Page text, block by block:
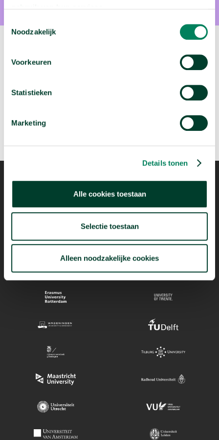
Noodzakelijk
Voorkeuren
Statistieken
Marketing
Details tonen
Alle cookies toestaan
Selectie toestaan
Alleen noodzakelijke cookies
Bekijk deze video arrow_forward
Mogelijk dankzij